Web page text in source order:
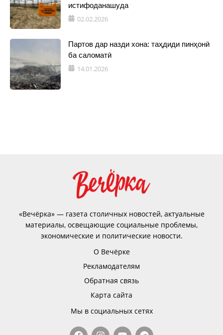
истифоданашуда
02.02.2026
Партов дар назди хона: таҳдиди пинҳонӣ
ба саломатӣ
14.01.2026
«Вечёрка» — газета столичных новостей, актуальные
материалы, освещающие социальные проблемы,
экономические и политические новости.
О Вечёрке
Рекламодателям
Обратная связь
Карта сайта
Мы в социальных сетях